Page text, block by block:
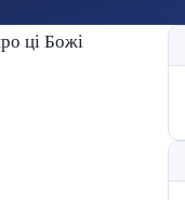
ці Божі